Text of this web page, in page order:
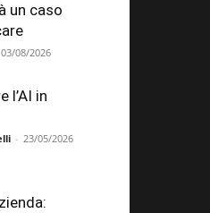
un caso
03/08/2026
l’AI in
- 23/05/2026